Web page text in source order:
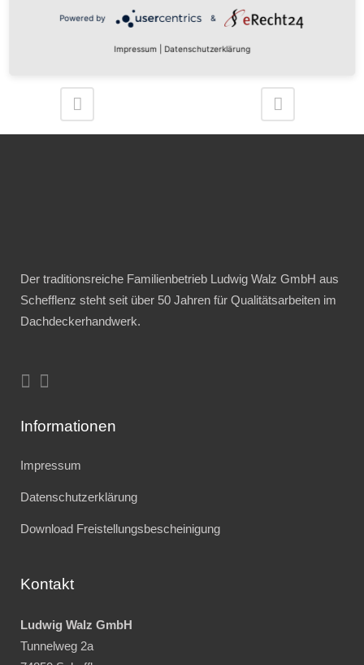
Der traditionsreiche Familienbetrieb Ludwig Walz GmbH aus
Schefflenz steht seit über 50 Jahren für Qualitätsarbeiten im
Dachdeckerhandwerk.
Informationen
Impressum
Datenschutzerklärung
Download Freistellungsbescheinigung
Kontakt
Ludwig Walz GmbH
Tunnelweg 2a
Powered by &
Impressum Datenschutzerklärung